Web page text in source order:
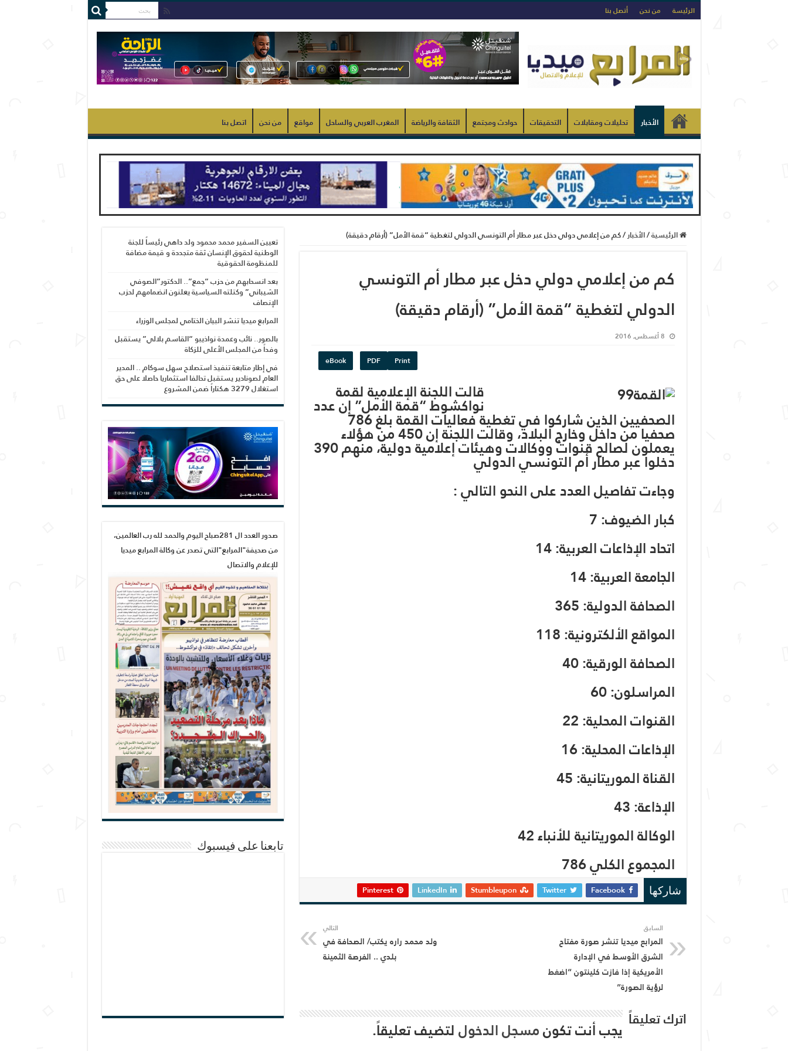
الرئيسة من نحن أتصل بنا
الأخبار تحليلات ومقابلات التحقيقات حوادث ومجتمع الثقافة والرياضة المغرب العربي والساحل مواقع من نحن اتصل بنا
الرئيسية/الأخبار/كم من إعلامي دولي دخل عبر مطار أم التونسي الدولي لتغطية “قمة الأمل” (أرقام دقيقة)
كم من إعلامي دولي دخل عبر مطار أم التونسي
الدولي لتغطية “قمة الأمل” (أرقام دقيقة)
8 أغسطس, 2016
Print
PDF
eBook
قالت اللجنة الإعلامية لقمة
نواكشوط “قمة الأمل” إن عدد
الصحفيين الذين شاركوا في تغطية فعاليات القمة بلغ 786
صحفيا من داخل وخارج البلاد، وقالت اللجنة إن 450 من هؤلاء
يعملون لصالح قنوات ووكالات وهيئات إعلامية دولية، منهم 390
دخلوا عبر مطار أم التونسي الدولي
وجاءت تفاصيل العدد على النحو التالي :
كبار الضيوف: 7
اتحاد الإذاعات العربية: 14
الجامعة العربية: 14
الصحافة الدولية: 365
المواقع الألكترونية: 118
الصحافة الورقية: 40
المراسلون: 60
القنوات المحلية: 22
الإذاعات المحلية: 16
القناة الموريتانية: 45
الإذاعة: 43
الوكالة الموريتانية للأنباء 42
المجموع الكلي 786
شاركها Facebook
Twitter
Stumbleupon
LinkedIn
Pinterest
السابق
المرابع ميديا تنشر صورة مفتاح
الشرق الأوسط في الإدارة
الأمريكية إذا فازت كلينتون “اضغط
لرؤية الصورة”
التالي
ولد محمد راره يكتب/ الصحافة في
بلدي .. الفرصة الثمينة
اترك تعليقاً يجب أنت تكونمسجل الدخوللتضيف تعليقاً.
تعيين السفير محمد محمود ولد داهي رئيساً للجنة
الوطنية لحقوق الإنسان ثقة متجددة و قيمة مضافة
للمنظومة الحقوقية
بعد انسحابهم من حزب “جمع”.. الدكتور”الصوفي
الشيباني” وكتلته السياسية يعلنون انضمامهم لحزب
الإنصاف
المرابع ميديا تنشر البيان الختامي لمجلس الوزراء
بالصور.. نائب وعمدة نواذيبو “القاسم بلالي” يستقبل
وفداً من المجلس الأعلى للزكاة
في إطار متابعة تنفيذ استصلاح سهل سوكام .. المدير
العام لصونادير يستقبل تحالفا استثماريا حاصلا على حق
استغلال 3279 هكتاراً ضمن المشروع
صدور العدد ال 281صباح اليوم والحمد لله رب العالمين،
من صحيفة"المرابع"التي تصدر عن وكالة المرابع ميديا
للإعلام والاتصال
تابعنا على فيسبوك